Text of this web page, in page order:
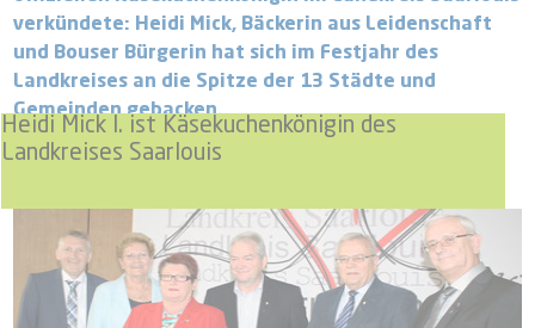
Heidi Mick I. ist Käsekuchenkönigin des
Landkreises Saarlouis
verkündete: Heidi Mick, Bäckerin aus Leidenschaft
und Bouser Bürgerin hat sich im Festjahr des
Landkreises an die Spitze der 13 Städte und
Gemeinden gebacken.